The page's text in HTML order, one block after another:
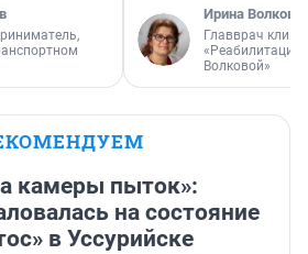
Ирина Волкова
Главврач
«Реабилитация
Волковой»
камеры пыток»:
на состояние
в Уссурийске